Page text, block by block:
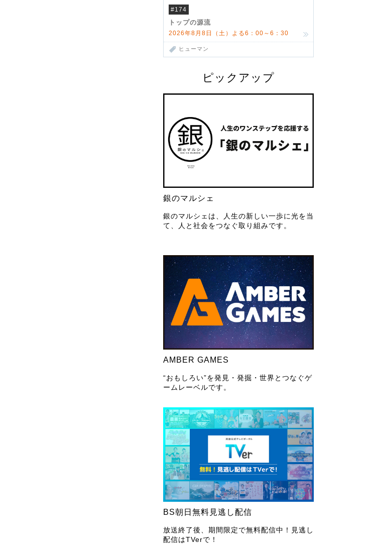
米国駐在でも浮かんだ八ヶ岳 山
小屋を営んだ父母
#174
トップの源流
2026年8月8日（土）よる6：00～6：30
ヒューマン
ピックアップ
銀のマルシェ
銀のマルシェは、人生の新しい一歩に光を当
て、人と社会をつなぐ取り組みです。
AMBER GAMES
“おもしろい”を発見・発掘・世界とつなぐゲ
ームレーベルです。
BS朝日無料見逃し配信
放送終了後、期間限定で無料配信中！見逃し
配信はTVerで！